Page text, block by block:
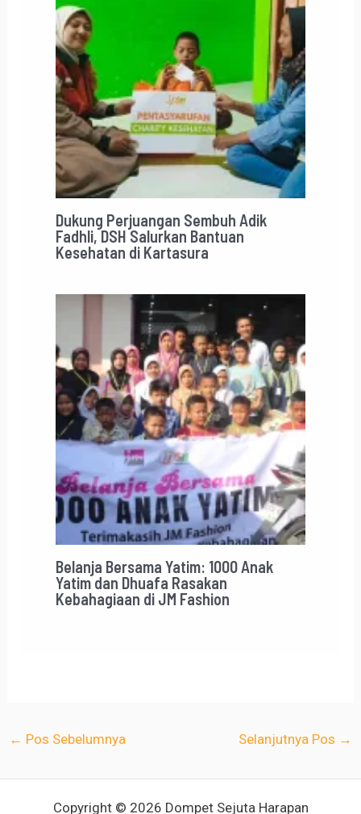
Dukung Perjuangan Sembuh Adik
Fadhli, DSH Salurkan Bantuan
Kesehatan di Kartasura
Belanja Bersama Yatim: 1000 Anak
Yatim dan Dhuafa Rasakan
Kebahagiaan di JM Fashion
← Pos Sebelumnya Selanjutnya Pos →
Copyright © 2026 Dompet Sejuta Harapan